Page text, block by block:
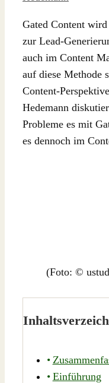
Gated Content
zur Lead-
auch im Content
auf diese Methode
Content-
Hedemann
Probleme es mit
es dennoch im
(Foto: ©
Einführung